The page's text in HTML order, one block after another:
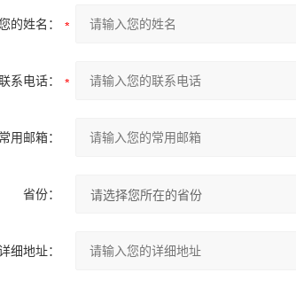
的姓名：
系电话：
常用邮箱：
省份：
细地址：